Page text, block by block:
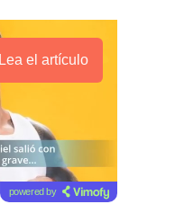
Lea el artículo
powered by